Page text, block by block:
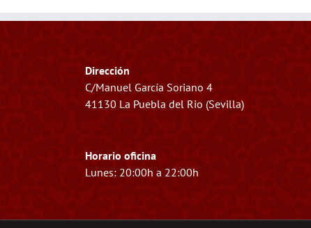
Dirección
C/Manuel García Soriano 4
41130 La Puebla del Rio (Sevilla)
Horario oficina
Lunes: 20:00h a 22:00h